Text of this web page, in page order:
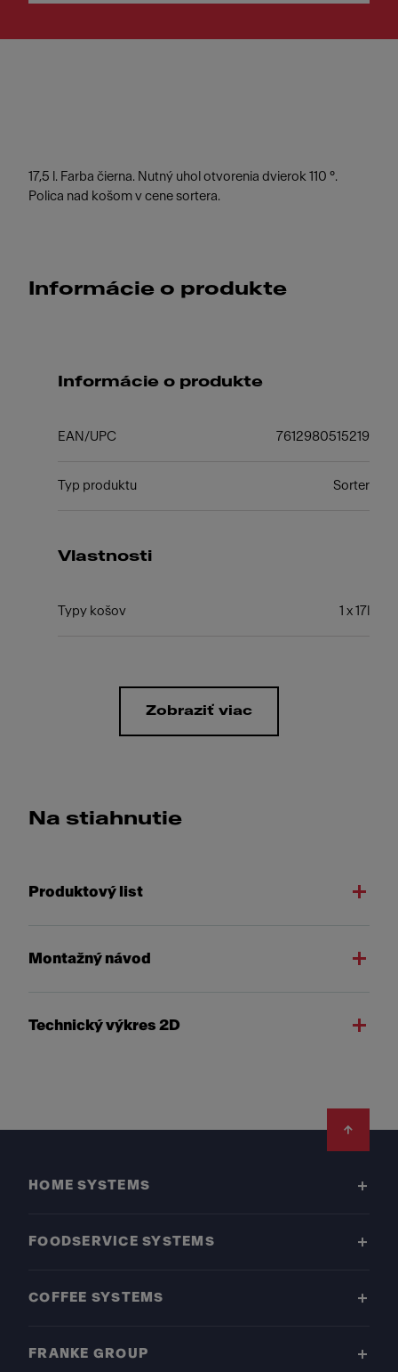
17,5 l. Farba čierna. Nutný uhol otvorenia dvierok 110 °.
Polica nad košom v cene sortera.
Informácie o produkte
Informácie o produkte
EAN/UPC 7612980515219
Typ produktu Sorter
Vlastnosti
Typy košov 1 x 17l
Zobraziť viac
Na stiahnutie
Produktový list
Montažný návod
Technický výkres 2D
HOME SYSTEMS
FOODSERVICE SYSTEMS
COFFEE SYSTEMS
FRANKE GROUP